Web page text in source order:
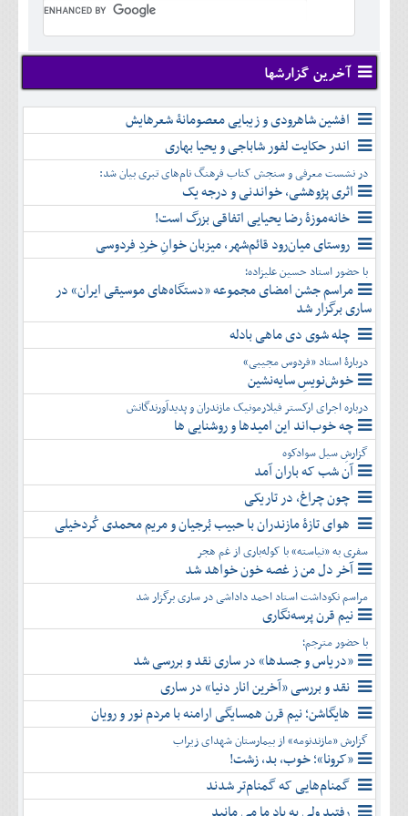
دی
بهمن
اسفند
آبان
آذر
دی
بهمن
اسفند
شهريور
مهر
آبان
آذر
دی
بهمن
اسفند
تير
مرداد
شهريور
مهر
آبان
آذر
دی
بهمن
اسفند
آخرین گزارشها
افشین شاهرودی و زیبایی معصومانۀ شعرهایش
اندر حکایت لفور شاباجی و یحیا بهاری
در نشست معرفی و سنجش کتاب فرهنگ نام‌های تبری بیان شد:
اثری پژوهشی، خواندنی و درجه یک
خانه‌موزۀ رضا یحیایی اتفاقی بزرگ است!
روستای میان‌رود قائم‌شهر، میزبان خوانِ خردِ فردوسی
با حضور استاد حسین علیزاده؛
مراسم جشن امضای مجموعه «دستگاه‌های موسیقی ایران» در
ساری برگزار شد
چله شوی دی ماهی بادله
دربارۀ استاد «فردوس مجیبی»
خوش‌نویسِ سایه‌نشین
درباره اجرای ارکستر فیلارمونیک مازندران و پدیدآورندگانش
چه خوب‌اند این امیدها و روشنایی ها
گزارشِ سیل سوادکوه
آن شب که باران آمد
چون چراغ، در تاریکی
هوای تازۀ مازندران با حبیب بُرجیان و مریم محمدی کُردخیلی
سفری به «نیاسته» با کوله‌باری از غم هجر
آخر دل من ز غصه خون خواهد شد
مراسم نکوداشت استاد احمد داداشی در ساری برگزار شد
نیم قرن پرسه‌نگاری
با حضور مترجم؛
«دریاس و جسدها» در ساری نقد و بررسی شد
نقد و بررسی «آخرین انار دنیا» در ساری
هایگاشن؛ نیم قرن همسایگی ارامنه با مردم نور و رویان
گزارش «مازندنومه» از بیمارستان شهدای زیراب
«کرونا»؛ خوب، بد، زشت!
گمنام‌هایی که گمنام‌تر شدند